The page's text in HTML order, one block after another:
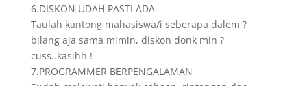
6.DISKON UDAH PASTI ADA
Taulah kantong mahasiswa/i seberapa dalem ?
bilang aja sama mimin, diskon donk min ?
cuss..kasihh !
7.PROGRAMMER BERPENGALAMAN